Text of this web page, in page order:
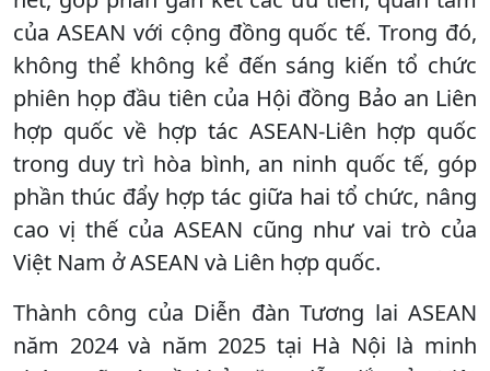
của ASEAN với cộng đồng quốc tế. Trong đó,
không thể không kể đến sáng kiến tổ chức
phiên họp đầu tiên của Hội đồng Bảo an Liên
hợp quốc về hợp tác ASEAN-Liên hợp quốc
trong duy trì hòa bình, an ninh quốc tế, góp
phần thúc đẩy hợp tác giữa hai tổ chức, nâng
cao vị thế của ASEAN cũng như vai trò của
Việt Nam ở ASEAN và Liên hợp quốc.
Thành công của Diễn đàn Tương lai ASEAN
năm 2024 và năm 2025 tại Hà Nội là minh